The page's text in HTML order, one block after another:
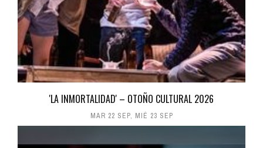
'LA INMORTALIDAD' – OTOÑO CULTURAL 2026
MAR 22 SEP, MIÉ 23 SEP